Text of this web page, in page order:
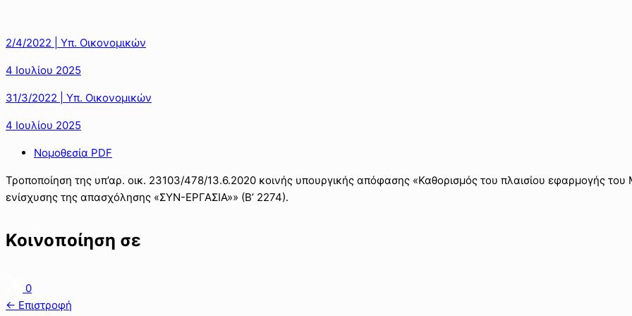
2/4/2022 | Υπ. Οικονομικών
4 Ιουλίου 2025
31/3/2022 | Υπ. Οικονομικών
4 Ιουλίου 2025
Νομοθεσία PDF
Τροποποίηση της υπ’αρ. οικ. 23103/478/13.6.2020 κοινής υπουργικής απόφασης «Καθορισμός του πλαισίου εφαρμογής του
ενίσχυσης της απασχόλησης «ΣΥΝ-ΕΡΓΑΣΙΑ»» (Β’ 2274).
Κοινοποίηση σε
0
← Επιστροφή